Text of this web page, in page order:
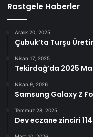
Rastgele Haberler
Aralık 20, 2025
Çubuk’ta Turşu
Nisan 17, 2025
Tekirdağ’da 2025
Nisan 9, 2026
Samsung Galaxy Z
Temmuz 28, 2025
Dev eczane zinciri